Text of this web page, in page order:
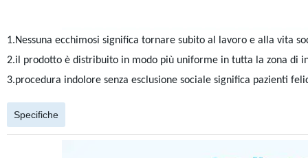
1.Nessuna ecchimosi significa tornare subito al lavoro e alla vita
2.il prodotto è distribuito in modo più uniforme in tutta la zona di
3.procedura indolore senza esclusione sociale significa pazienti
Specifiche